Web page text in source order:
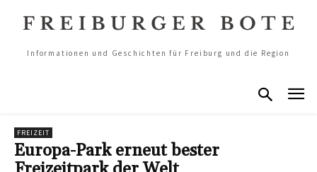
Informationen und Geschichten für Freiburg und die Region
FREIZEIT
Europa-Park erneut bester